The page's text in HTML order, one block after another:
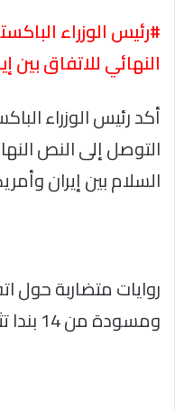
#رئيس الوزراء
النهائي للاتفاق بين
أكد رئيس الوزراء
التوصل إلى النص
السلام بين إيران
روايات متضاربة حول
ومسودة من 14 بندا تثير الجدل